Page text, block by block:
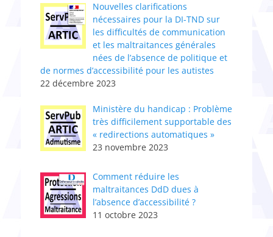
Nouvelles clarifications
nécessaires pour la DI-TND sur
les difficultés de communication
et les maltraitances générales
nées de l’absence de politique et
de normes d’accessibilité pour les autistes
22 décembre 2023
Ministère du handicap : Problème
très difficilement supportable des
« redirections automatiques »
23 novembre 2023
Comment réduire les
maltraitances DdD dues à
l’absence d’accessibilité ?
11 octobre 2023